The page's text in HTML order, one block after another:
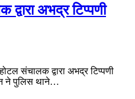
अभद्र टिप्पणी
संचालक द्वारा अभद्र टिप्पणी
ने पुलिस थाने…